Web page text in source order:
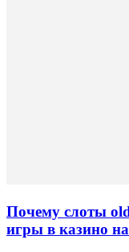
Почему слоты
игры в казино